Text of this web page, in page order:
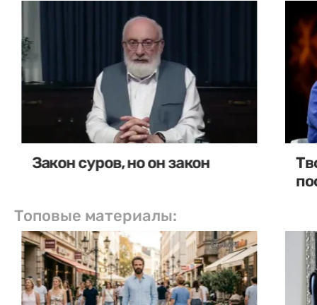
Закон суров, но он закон
Топовые материалы: